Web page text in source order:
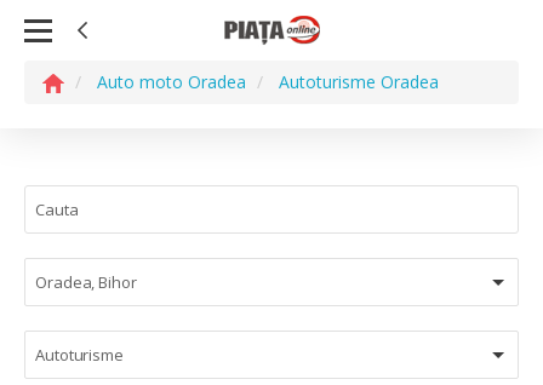
Auto moto Oradea Autoturisme Oradea
Oradea, Bihor
Autoturisme